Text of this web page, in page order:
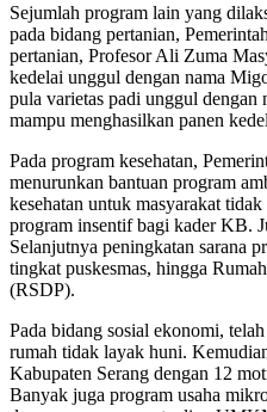
Sejumlah program lain yang
pada bidang pertanian,
pertanian, Profesor Ali Zuma
kedelai unggul dengan nama
pula varietas padi unggul
mampu menghasilkan panen
Pada program kesehatan,
menurunkan bantuan program
kesehatan untuk masyarakat
program insentif bagi kader KB.
Selanjutnya peningkatan sarana
tingkat puskesmas, hingga
(RSDP).
Pada bidang sosial ekonomi,
rumah tidak layak huni.
Kabupaten Serang dengan 12
Banyak juga program usaha